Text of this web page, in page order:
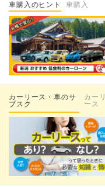
車購入のヒント 車購入
カーリース・車のサ
ブスク
カーリ
ース